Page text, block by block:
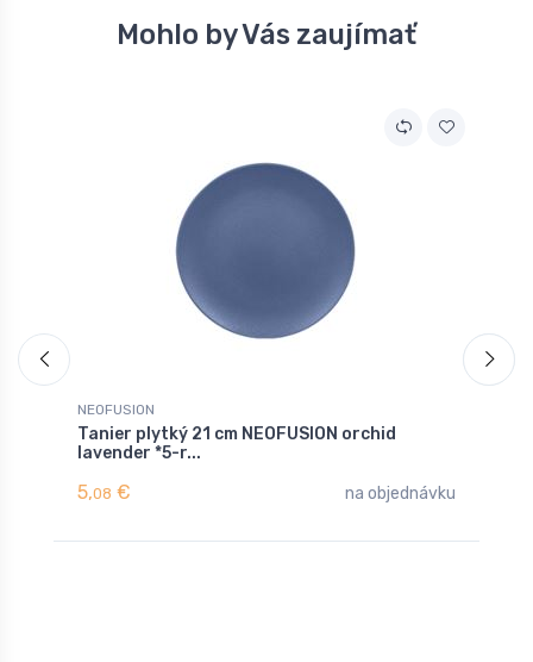
Mohlo by Vás zaujímať
NEOFUSION
Tanier plytký 21 cm NEOFUSION orchid
lavender *5-r...
5,08 € na objednávku